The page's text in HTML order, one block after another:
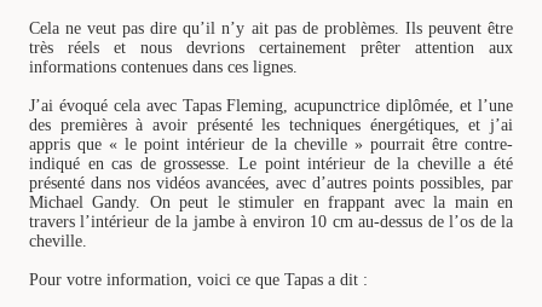
Cela ne veut pas dire qu’il n’y ait pas de problèmes. Ils peuvent être
très réels et nous devrions certainement prêter attention aux
informations contenues dans ces lignes.
J’ai évoqué cela avec Tapas Fleming, acupunctrice diplômée, et l’une
des premières à avoir présenté les techniques énergétiques, et j’ai
appris que « le point intérieur de la cheville » pourrait être contre-
indiqué en cas de grossesse. Le point intérieur de la cheville a été
présenté dans nos vidéos avancées, avec d’autres points possibles, par
Michael Gandy. On peut le stimuler en frappant avec la main en
travers l’intérieur de la jambe à environ 10 cm au-dessus de l’os de la
cheville.
Pour votre information, voici ce que Tapas a dit :